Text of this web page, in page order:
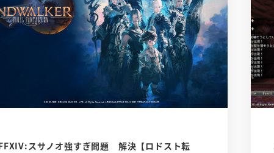
スサノオ強すぎ問題 解決【ロドスト転